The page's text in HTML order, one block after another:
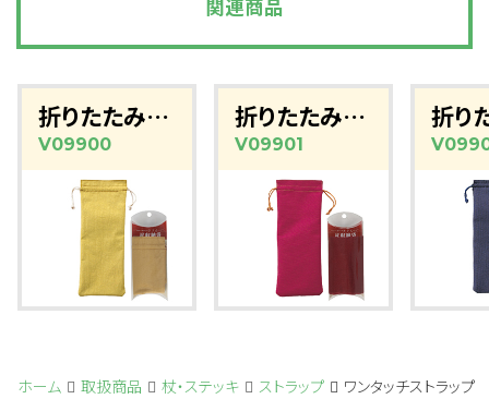
関連商品
折りたたみ杖用収納袋(マスタード)
V09900
折りたたみ杖用収納袋（レッド）
V09901
ホーム 取扱商品 杖・ステッキ ストラップ ワンタッチストラップ